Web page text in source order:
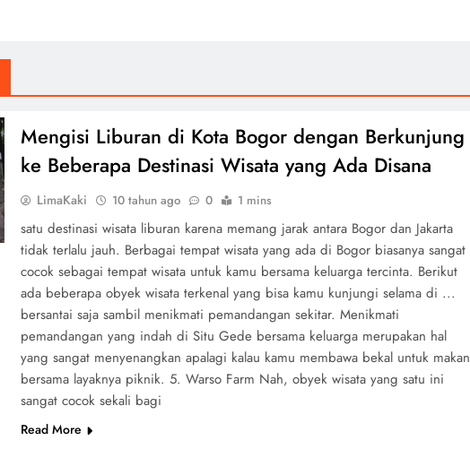
Mengisi Liburan di Kota Bogor dengan Berkunjung
ke Beberapa Destinasi Wisata yang Ada Disana
LimaKaki 10 tahun ago 0 1 mins
satu destinasi wisata liburan karena memang jarak antara Bogor dan Jakarta
tidak terlalu jauh. Berbagai tempat wisata yang ada di Bogor biasanya sangat
cocok sebagai tempat wisata untuk kamu bersama keluarga tercinta. Berikut
ada beberapa obyek wisata terkenal yang bisa kamu kunjungi selama di ...
bersantai saja sambil menikmati pemandangan sekitar. Menikmati
pemandangan yang indah di Situ Gede bersama keluarga merupakan hal
yang sangat menyenangkan apalagi kalau kamu membawa bekal untuk makan
bersama layaknya piknik. 5. Warso Farm Nah, obyek wisata yang satu ini
sangat cocok sekali bagi
Read More